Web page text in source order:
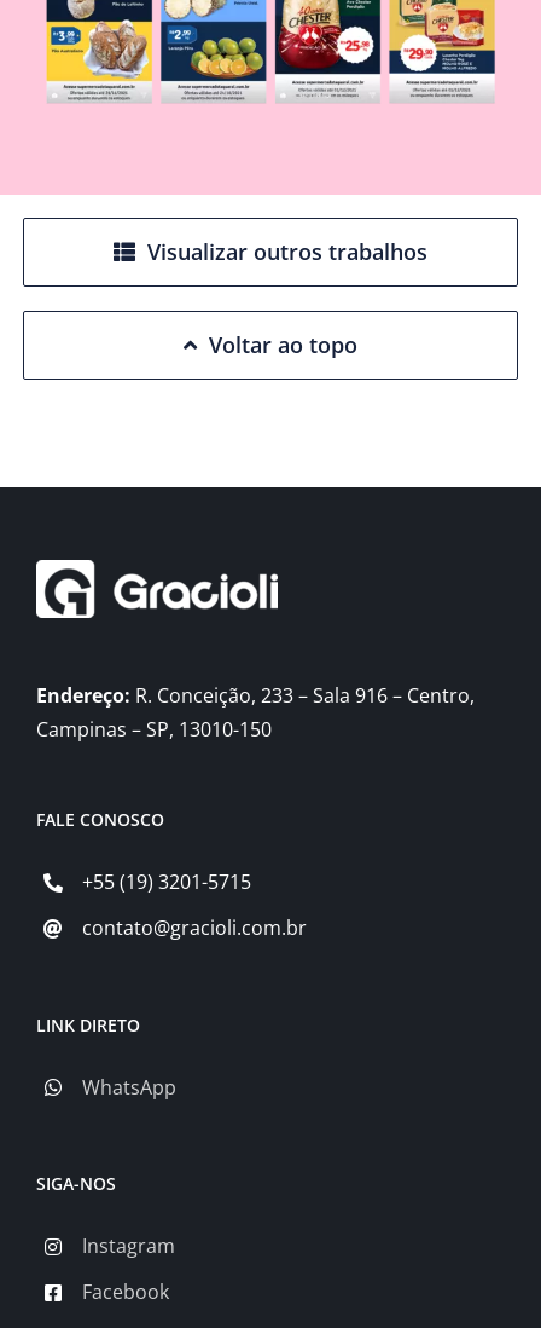
Visualizar outros trabalhos
Voltar ao topo
Endereço: R. Conceição, 233 – Sala 916 – Centro,
Campinas – SP, 13010-150
FALE CONOSCO
+55 (19) 3201-5715
contato@gracioli.com.br
LINK DIRETO
WhatsApp
SIGA-NOS
Instagram
Facebook